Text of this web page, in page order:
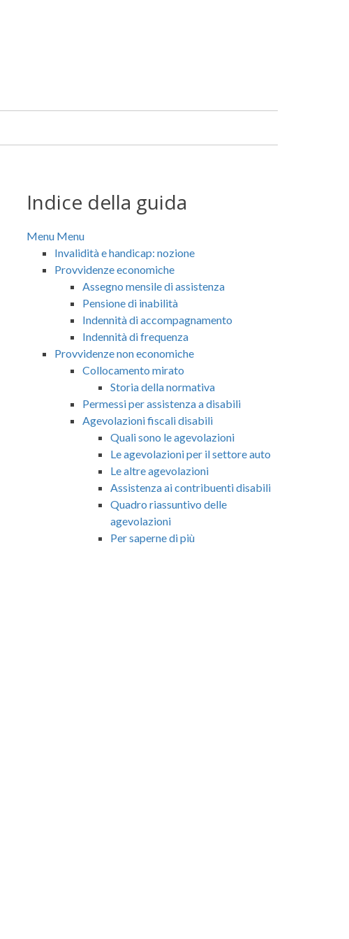
Indice della guida
Menu Menu
Invalidità e handicap: nozione
Provvidenze economiche
Assegno mensile di assistenza
Pensione di inabilità
Indennità di accompagnamento
Indennità di frequenza
Provvidenze non economiche
Collocamento mirato
Storia della normativa
Permessi per assistenza a disabili
Agevolazioni fiscali disabili
Quali sono le agevolazioni
Le agevolazioni per il settore auto
Le altre agevolazioni
Assistenza ai contribuenti disabili
Quadro riassuntivo delle
agevolazioni
Per saperne di più